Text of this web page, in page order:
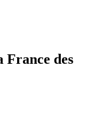
des